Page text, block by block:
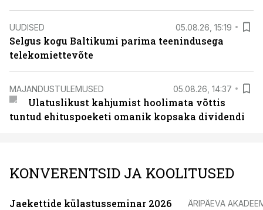
UUDISED 05.08.26, 15:19
Selgus kogu Baltikumi parima teenindusega
telekomiettevõte
MAJANDUSTULEMUSED 05.08.26, 14:37
Ulatuslikust kahjumist hoolimata võttis
tuntud ehituspoeketi omanik kopsaka dividendi
KONVERENTSID JA KOOLITUSED
Jaekettide külastusseminar 2026 ÄRIPÄEVA